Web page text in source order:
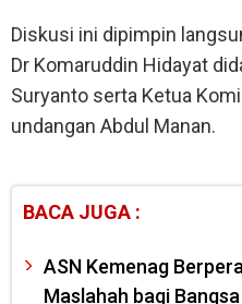
Diskusi ini dipimpin
Dr Komaruddin Hidayat
Suryanto serta Ketua
undangan Abdul Manan.
BACA JUGA :
ASN Kemenag
Maslahah bagi